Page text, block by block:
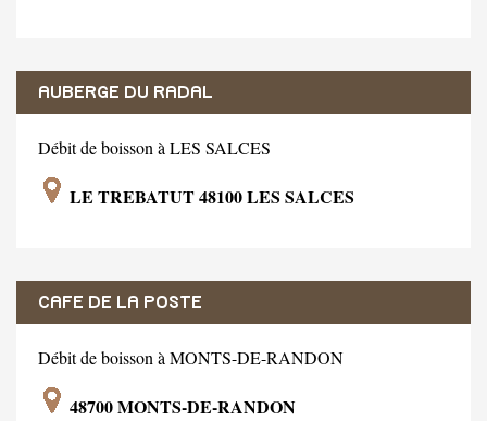
AUBERGE DU RADAL
Débit de boisson à LES SALCES
LE TREBATUT 48100 LES SALCES
CAFE DE LA POSTE
Débit de boisson à MONTS-DE-RANDON
48700 MONTS-DE-RANDON